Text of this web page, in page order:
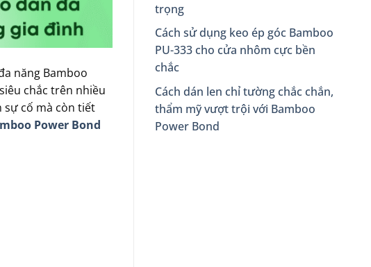
năng Bamboo
chắc trên nhiều
sự cố mà còn tiết
Power Bond
trọng
Cách sử dụng keo ép góc Bamboo
PU-333 cho cửa nhôm cực bền
chắc
Cách dán len chỉ tường chắc chắn,
thẩm mỹ vượt trội với Bamboo
Power Bond